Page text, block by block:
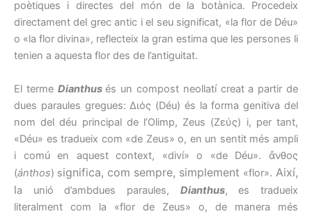
poètiques i directes del món de la botànica. Procedeix
directament del grec antic i el seu significat, «la flor de Déu»
o «la flor divina», reflecteix la gran estima que les persones li
tenien a aquesta flor des de l’antiguitat.
El terme Dianthus és un compost neollatí creat a partir de
dues paraules gregues: Διός (Déu) és la forma genitiva del
nom del déu principal de l’Olimp, Zeus (Ζεύς) i, per tant,
«Déu» es tradueix com «de Zeus» o, en un sentit més ampli
i comú en aquest context, «diví» o «de Déu». ἄνθος
(ánthos) significa, com sempre, simplement «flor». Així,
la unió d’ambdues paraules, Dianthus, es tradueix
literalment com la «flor de Zeus» o, de manera més